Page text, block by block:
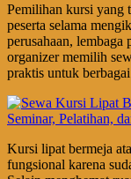
Pemilihan kursi yang
peserta selama
perusahaan, lembaga
organizer memilih
praktis untuk
Kursi lipat bermeja
fungsional karena